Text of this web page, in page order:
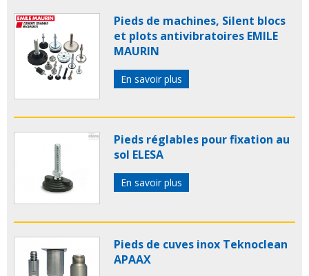
Pieds de machines, Silent blocs
et plots antivibratoires EMILE
MAURIN
En savoir plus
Pieds réglables pour fixation au
sol ELESA
En savoir plus
Pieds de cuves inox Teknoclean
APAAX